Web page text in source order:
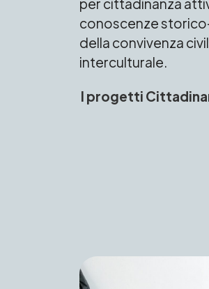
conoscenze
della convivenza
interculturale.
I progetti